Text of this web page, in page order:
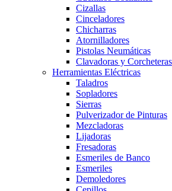
Cizallas
Cinceladores
Chicharras
Atornilladores
Pistolas Neumáticas
Clavadoras y Corcheteras
Herramientas Eléctricas
Taladros
Sopladores
Sierras
Pulverizador de Pinturas
Mezcladoras
Lijadoras
Fresadoras
Esmeriles de Banco
Esmeriles
Demoledores